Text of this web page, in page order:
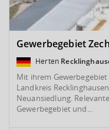
Gewerbegebiet
Herten
Mit ihrem
Landkreis
Neuansiedlung.
Gewerbegebiet und...